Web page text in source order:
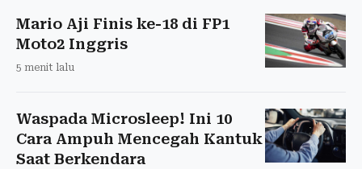
Mario Aji Finis ke-18 di FP1
Moto2 Inggris
5 menit lalu
Waspada Microsleep! Ini 10
Cara Ampuh Mencegah Kantuk
Saat Berkendara